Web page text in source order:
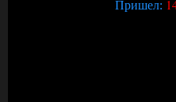
Пришел: